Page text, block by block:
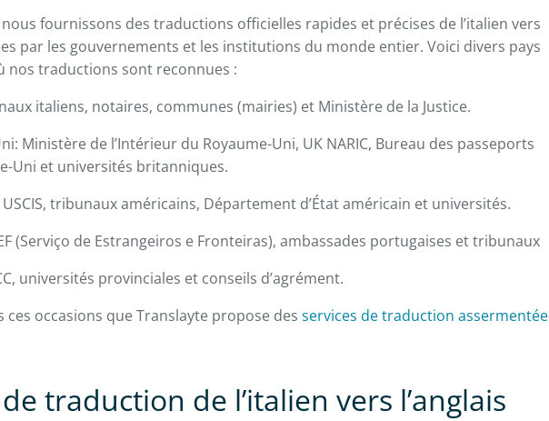
nous fournissons des traductions officielles rapides et précises de l’italien vers
par les gouvernements et les institutions du monde entier. Voici divers pays
nos traductions sont reconnues :
italiens, notaires, communes (mairies) et Ministère de la Justice.
Ministère de l’Intérieur du Royaume-Uni, UK NARIC, Bureau des passeports
Uni et universités britanniques.
tribunaux américains, Département d’État américain et universités.
(Serviço de Estrangeiros e Fronteiras), ambassades portugaises et tribunaux
universités provinciales et conseils d’agrément.
ces occasions que Translayte propose des services de traduction assermentée
traduction de l’italien vers l’anglais